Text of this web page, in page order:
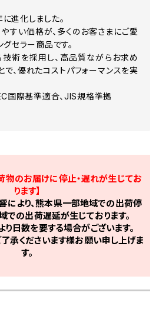
進化しました。
すい価格が、多くのお客さまにご愛
セラー商品です。
術を採用し、高品質ながらお求め
、優れたコストパフォーマンスを実
国際基準適合、JIS規格準拠
物のお届けに停止・遅れが生じてお
ります】
より、熊本県一部地域での出荷停
での出荷遅延が生じております。
日数を要する場合がございます。
承くださいます様お願い申し上げま
す。